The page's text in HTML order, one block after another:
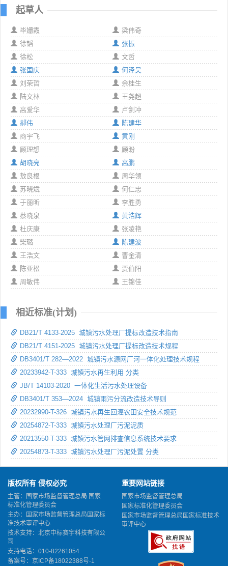
起草人
毕姗霞
梁伟奇
徐韬
张振
徐松
文哲
张国庆
何泽昊
刘荣哲
余桂生
陆文林
王尧超
高爱华
卢剑冲
郝伟
陈建华
商宇飞
黄刚
顾理想
顾盼
胡晓亮
高鹏
敖良根
周华领
苏晓斌
何仁忠
于丽昕
李胜勇
蔡晓泉
黄浩辉
杜庆康
张凌艳
柴璐
陈建波
王浩文
曹金清
陈亚松
贾伯阳
周敏伟
王锦佳
相近标准(计划)
DB21/T 4133-2025 城镇污水处理厂提标改造技术指南
DB21/T 4151-2025 城镇污水处理厂提标改造技术规程
DB3401/T 282—2022 城镇污水源网厂河一体化处理技术规程
20233942-T-333 城镇污水再生利用 分类
JB/T 14103-2020 一体化生活污水处理设备
DB3401/T 353—2024 城镇雨污分流改造技术导则
20232990-T-326 城镇污水再生回灌农田安全技术规范
20254872-T-333 城镇污水处理厂污泥泥质
20213550-T-333 城镇污水管网排查信息系统技术要求
20254873-T-333 城镇污水处理厂污泥处置 分类
版权所有 侵权必究
主管：国家市场监督管理总局 国家
标准化管理委员会
主办：国家市场监督管理总局国家标
准技术审评中心
技术支持：北京中标赛宇科技有限公
司
支持电话：010-82261054
备案号： 京ICP备18022388号-1
重要网站链接
国家市场监督管理总局
国家标准化管理委员会
国家市场监督管理总局国家标准技术
审评中心